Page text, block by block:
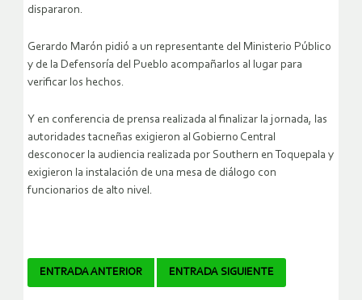
dispararon.
Gerardo Marón pidió a un representante del Ministerio Público
y de la Defensoría del Pueblo acompañarlos al lugar para
verificar los hechos.
Y en conferencia de prensa realizada al finalizar la jornada, las
autoridades tacneñas exigieron al Gobierno Central
desconocer la audiencia realizada por Southern en Toquepala y
exigieron la instalación de una mesa de diálogo con
funcionarios de alto nivel.
Navegador
ENTRADA ANTERIOR ENTRADA SIGUIENTE